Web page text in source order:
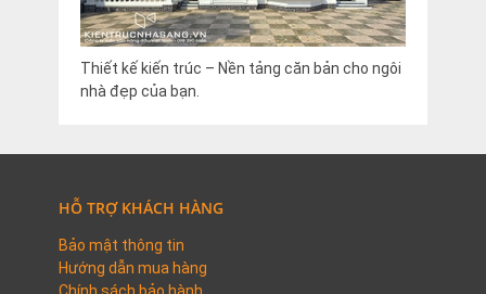
Thiết kế kiến trúc – Nền tảng căn bản cho ngôi
nhà đẹp của bạn.
HỖ TRỢ KHÁCH HÀNG
Bảo mật thông tin
Hướng dẫn mua hàng